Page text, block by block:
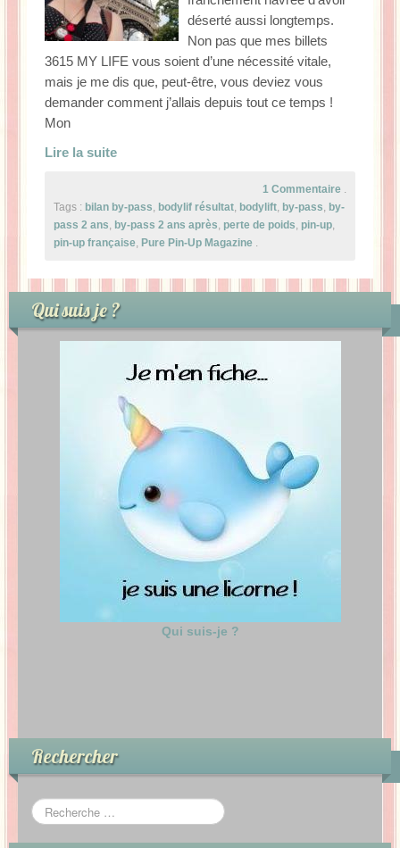
déserté aussi longtemps.
Non pas que mes billets
3615 MY LIFE vous soient d’une nécessité vitale,
mais je me dis que, peut-être, vous deviez vous
demander comment j’allais depuis tout ce temps !
Mon
Lire la suite
1 Commentaire .
Tags : bilan by-pass, bodylif résultat, bodylift, by-pass, by-
pass 2 ans, by-pass 2 ans après, perte de poids, pin-up,
pin-up française, Pure Pin-Up Magazine .
Qui suis je ?
Qui suis-je ?
Rechercher